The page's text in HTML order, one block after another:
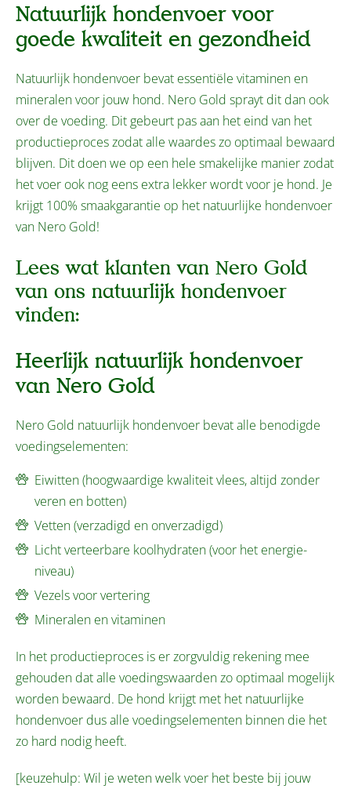
Natuurlijk hondenvoer voor
goede kwaliteit en gezondheid
Natuurlijk hondenvoer bevat essentiële vitaminen en
mineralen voor jouw hond. Nero Gold sprayt dit dan ook
over de voeding. Dit gebeurt pas aan het eind van het
productieproces zodat alle waardes zo optimaal bewaard
blijven. Dit doen we op een hele smakelijke manier zodat
het voer ook nog eens extra lekker wordt voor je hond. Je
krijgt 100% smaakgarantie op het natuurlijke hondenvoer
van Nero Gold!
Lees wat klanten van Nero Gold
van ons natuurlijk hondenvoer
vinden:
Heerlijk natuurlijk hondenvoer
van Nero Gold
Nero Gold natuurlijk hondenvoer bevat alle benodigde
voedingselementen:
Eiwitten (hoogwaardige kwaliteit vlees, altijd zonder
veren en botten)
Vetten (verzadigd en onverzadigd)
Licht verteerbare koolhydraten (voor het energie-
niveau)
Vezels voor vertering
Mineralen en vitaminen
In het productieproces is er zorgvuldig rekening mee
gehouden dat alle voedingswaarden zo optimaal mogelijk
worden bewaard. De hond krijgt met het natuurlijke
hondenvoer dus alle voedingselementen binnen die het
zo hard nodig heeft.
[keuzehulp: Wil je weten welk voer het beste bij jouw